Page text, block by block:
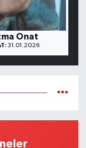
Onat
31.01.2026